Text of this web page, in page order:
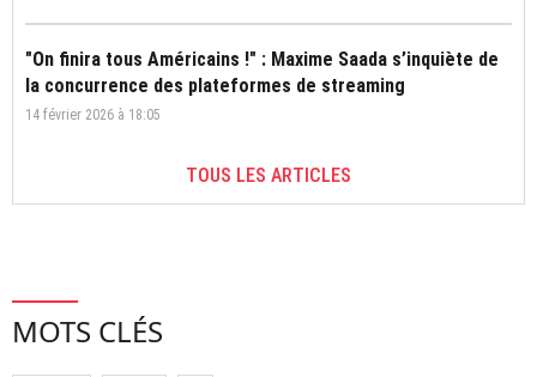
"On finira tous Américains !" : Maxime Saada s’inquiète de
la concurrence des plateformes de streaming
14 février 2026 à 18:05
TOUS LES ARTICLES
MOTS CLÉS